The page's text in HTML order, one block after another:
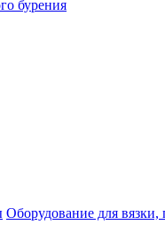
бурения
Оборудование для